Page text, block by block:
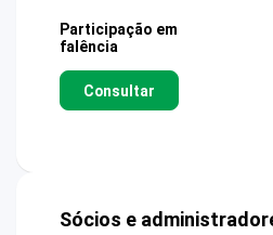
Participação em
falência
Consultar
Sócios e